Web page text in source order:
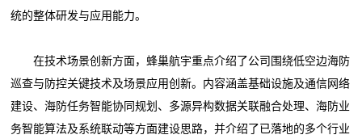
统的整体研发与应用能力。
在技术场景创新方面，蜂巢航宇重点介绍了公司围绕低空边海防
巡查与防控关键技术及场景应用创新。内容涵盖基础设施及通信网络
建设、海防任务智能协同规划、多源异构数据关联融合处理、海防业
务智能算法及系统联动等方面建设思路，并介绍了已落地的多个行业